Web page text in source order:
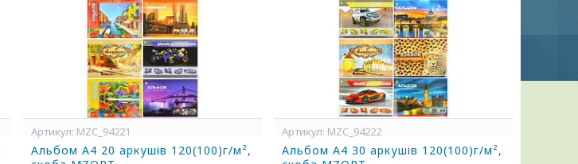
MZC_94221
Альбом А4 20 аркушів 120(100)г/м²,
MZC_94222
Альбом А4 30 аркушів 120(100)г/м²,